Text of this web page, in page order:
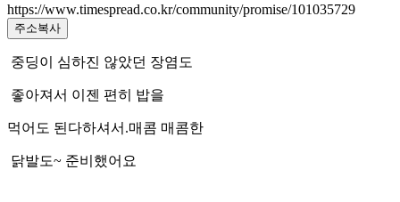
https://www.timespread.co.kr/community/promise/101035729
주소복사
중딩이 심하진 않았던 장염도
좋아져서 이젠 편히 밥을
먹어도 된다하셔서.매콤 매콤한
닭발도~ 준비했어요